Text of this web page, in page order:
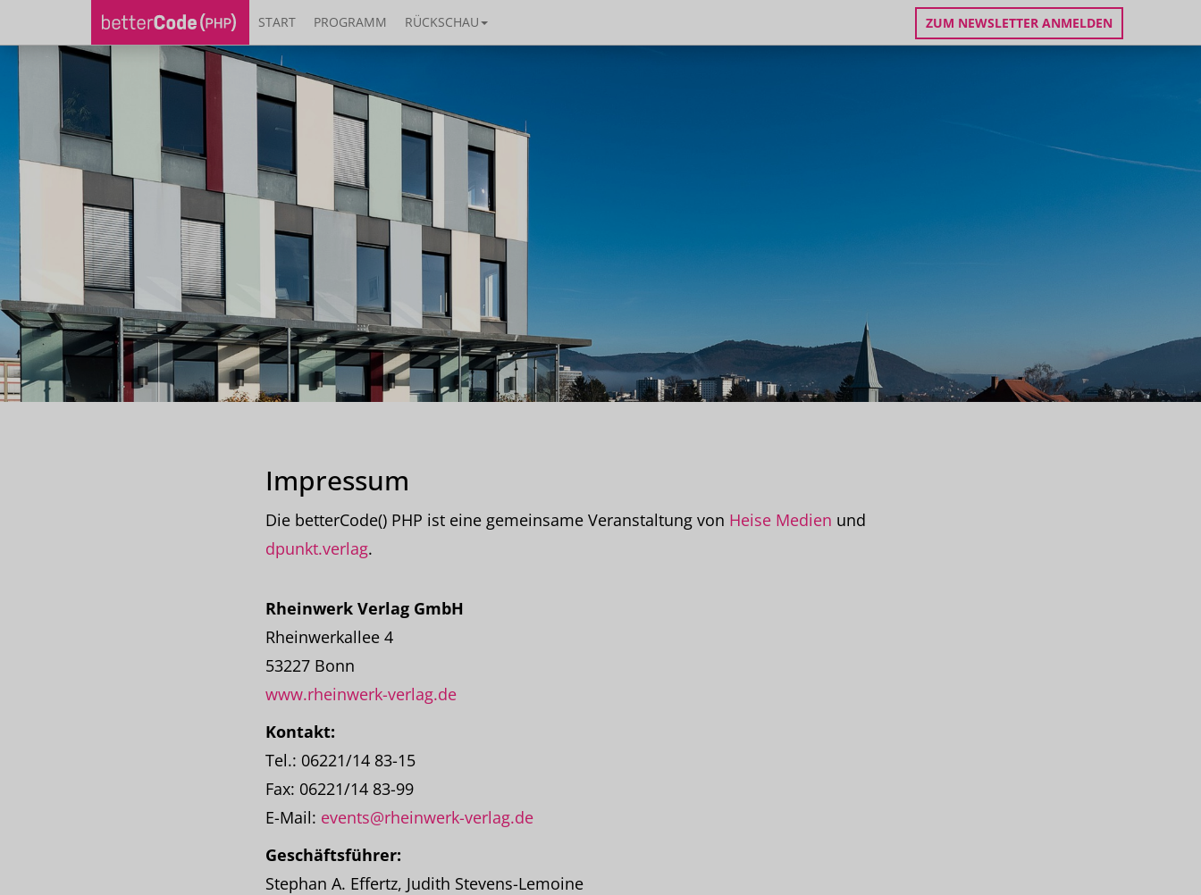
START PROGRAMM RÜCKSCHAU ZUM NEWSLETTER ANMELDEN
Impressum
Die betterCode() PHP ist eine gemeinsame Veranstaltung von Heise Medien und
dpunkt.verlag.
Rheinwerk Verlag GmbH
Rheinwerkallee 4
53227 Bonn
www.rheinwerk-verlag.de
Kontakt:
Tel.: 06221/14 83-15
Fax: 06221/14 83-99
E-Mail: events@rheinwerk-verlag.de
Geschäftsführer:
Stephan A. Effertz, Judith Stevens-Lemoine